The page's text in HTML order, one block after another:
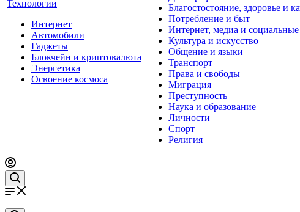
Технологии
Интернет
Автомобили
Гаджеты
Блокчейн и криптовалюта
Энергетика
Освоение космоса
Благостостояние, здоровье и
Потребление и быт
Интернет, медиа и социальные
Культура и искусство
Общение и языки
Транспорт
Права и свободы
Миграция
Преступность
Наука и образование
Личности
Спорт
Религия